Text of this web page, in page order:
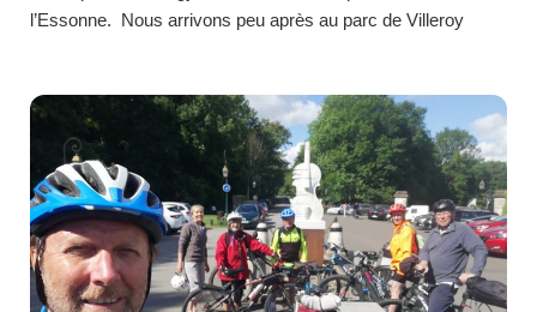
l’Essonne. Nous arrivons peu après au parc de Villeroy